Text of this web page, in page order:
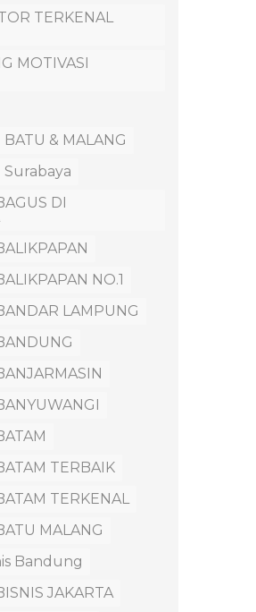
TERKENAL
MOTIVASI
& MALANG
Surabaya
DI
NO.1
LAMPUNG
TERBAIK
TERKENAL
MALANG
Bandung
JAKARTA